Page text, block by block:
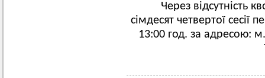
Через відсутність
сімдесят четвертої сесії
13:00 год. за адресою: